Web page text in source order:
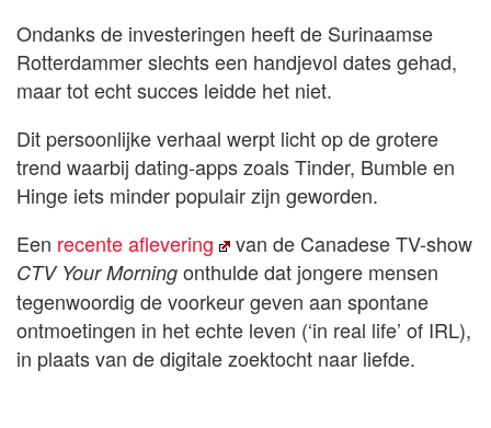
Ondanks de investeringen heeft de Surinaamse
Rotterdammer slechts een handjevol dates gehad,
maar tot echt succes leidde het niet.
Dit persoonlijke verhaal werpt licht op de grotere
trend waarbij dating-apps zoals Tinder, Bumble en
Hinge iets minder populair zijn geworden.
Een recente aflevering van de Canadese TV-show
CTV Your Morning onthulde dat jongere mensen
tegenwoordig de voorkeur geven aan spontane
ontmoetingen in het echte leven (‘in real life’ of IRL),
in plaats van de digitale zoektocht naar liefde.